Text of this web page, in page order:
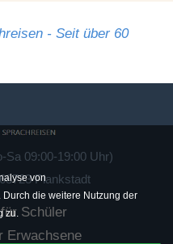
von
die weitere Nutzung der
zu.
- Seit über 60
Sa 09:00-19:00 Uhr)
Plankstadt
Schüler
Erwachsene